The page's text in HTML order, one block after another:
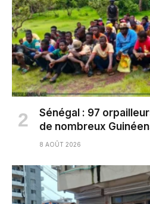
Sénégal : 97
de nombreux
8 AOÛT 2026